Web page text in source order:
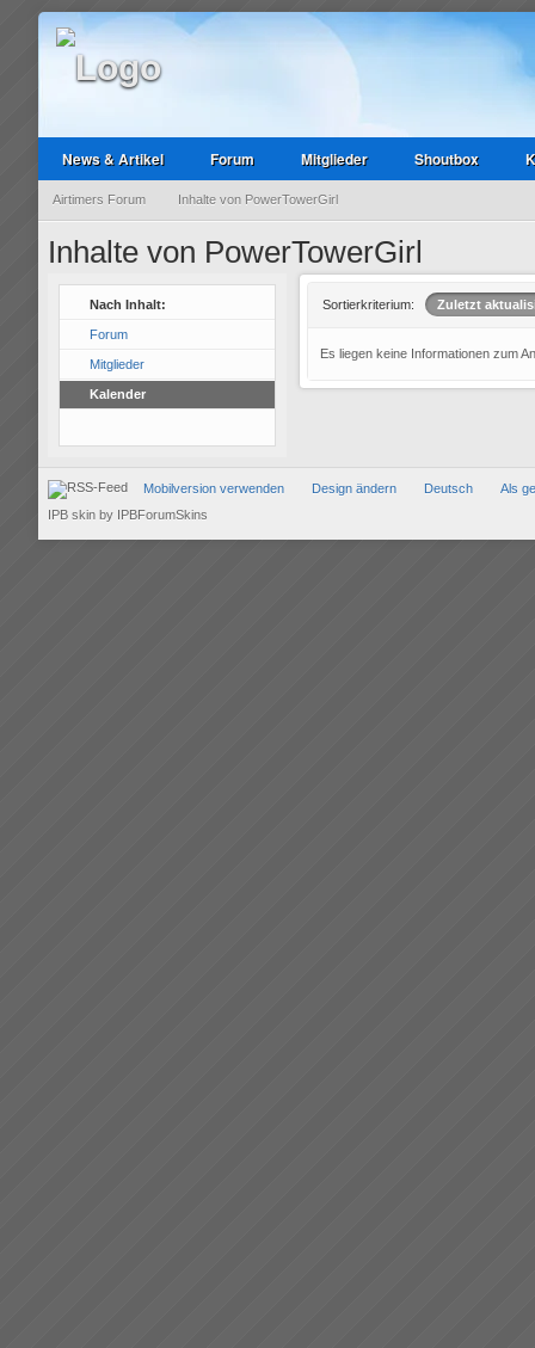
News & Artikel Forum Mitglieder Shoutbox
Airtimers Forum Inhalte von PowerTowerGirl
Inhalte von PowerTowerGirl
Nach Inhalt:
Forum
Mitglieder
Kalender
Sortierkriterium: Zuletzt
Es liegen keine Informationen zum
Mobilversion verwenden Design ändern Deutsch
Als
IPB skin by IPBForumSkins